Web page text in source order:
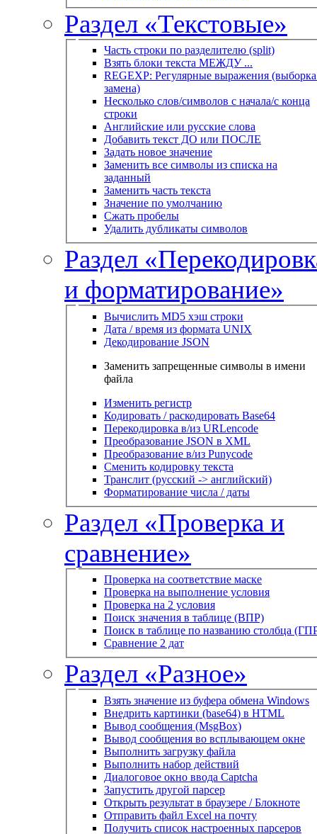
Раздел «Текстовые»
Часть строки по разделителю (split)
Взять блоки текста МЕЖДУ ...
REGEXP: Регулярные выражения
замена)
Несколько слов/символов с начала/с конца
строки
Английские или русские слова
Добавить текст ДО или ПОСЛЕ
Задать новое значение
Заменить все символы из списка на
заданный
Заменить часть текста
Значение по умолчанию
Сжать пробелы
Удалить дубликаты символов
Раздел
и форматирование»
Вычислить MD5 хэш строки
Дата / время из формата UNIX
Декодирование JSON
Заменить запрещенные символы в имени
файла
Изменить регистр
Кодировать / раскодировать Base64
Перекодировка в/из URLencode
Преобразование JSON в XML
Преобразование в/из Punycode
Сменить кодировку текста
Транслит (русский -> английский)
Форматирование числа / даты
Раздел «Проверка и
сравнение»
Проверка на соответствие маске
Проверка на выполнение условия
Проверка на 2 условия
Поиск значения в таблице (ВПР)
Поиск в таблице по названию столбца
Сравнение 2 дат
Раздел «Разное»
Взять значение из буфера обмена Windows
Внедрить картинки (base64) в HTML
Вывод сообщения (MsgBox)
Вывод сообщения во всплывающем окне
Выполнить загрузку файла
Выполнить набор действий
Диалоговое окно ввода Captcha
Запустить другой парсер
Открыть результат в браузере / Блокноте
Отправить файл Excel на почту
Получить список настроенных парсеров